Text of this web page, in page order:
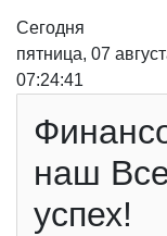
Сегодня
пятница, 07
07:24:41
наш
успех!